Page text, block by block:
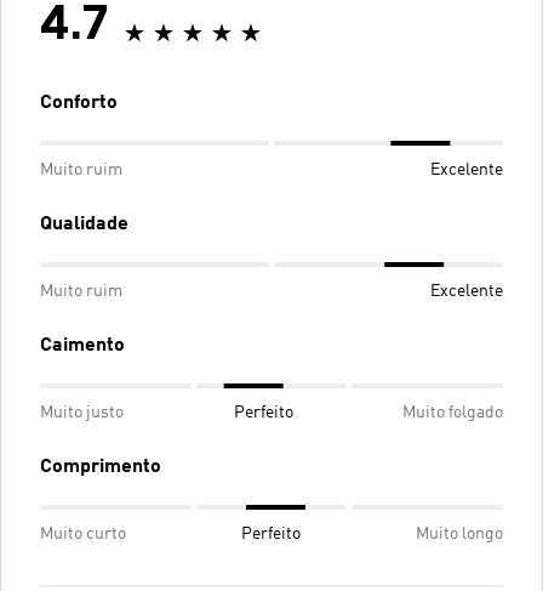
4.7
Conforto
Muito ruim Excelente
Qualidade
Muito ruim Excelente
Caimento
Muito justo Perfeito Muito folgado
Comprimento
Muito curto Perfeito Muito longo